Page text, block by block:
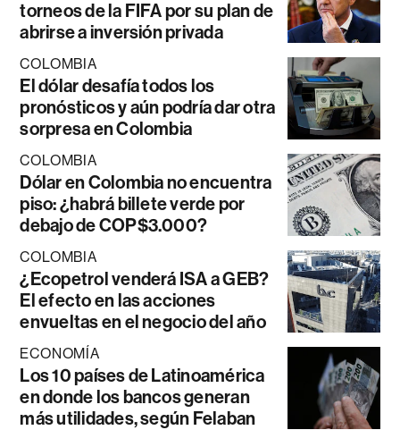
torneos de la FIFA por su plan de
abrirse a inversión privada
COLOMBIA
El dólar desafía todos los
pronósticos y aún podría dar otra
sorpresa en Colombia
COLOMBIA
Dólar en Colombia no encuentra
piso: ¿habrá billete verde por
debajo de COP$3.000?
COLOMBIA
¿Ecopetrol venderá ISA a GEB?
El efecto en las acciones
envueltas en el negocio del año
ECONOMÍA
Los 10 países de Latinoamérica
en donde los bancos generan
más utilidades, según Felaban